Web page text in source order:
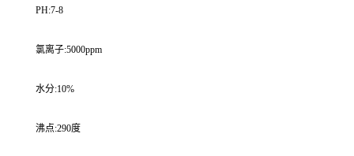
PH:7-8
氯离子:5000ppm
水分:10%
沸点:290度